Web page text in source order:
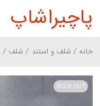
پاچیراشاپ
خانه / شلف و استند / شلف /
SOLD OUT